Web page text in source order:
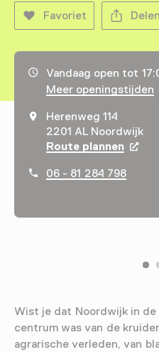
Favoriet Delen
Openingstijden, adres
Vandaag open tot
Meer openingstijden
Herenweg 114
2201 AL Noordwijk
Route plannen
06 - 81 284 798
Wist je dat Noordwijk in
centrum was van de
agrarische verleden, van